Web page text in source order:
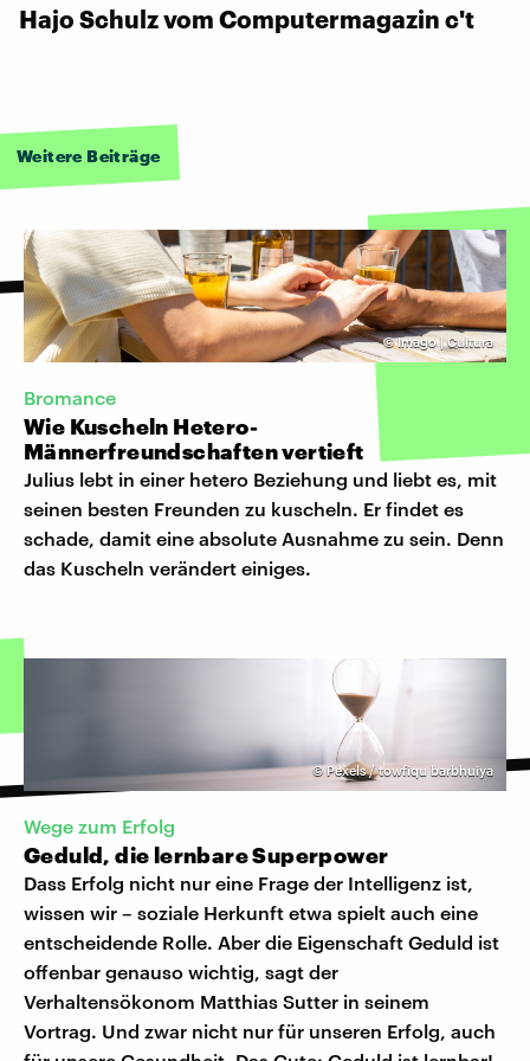
Hajo Schulz vom Computermagazin c't
Weitere Beiträge
©Imago | Cultura
Bromance
Wie Kuscheln Hetero-
Männerfreundschaften vertieft
Julius lebt in einer hetero Beziehung und liebt es, mit
seinen besten Freunden zu kuscheln. Er findet es
schade, damit eine absolute Ausnahme zu sein. Denn
das Kuscheln verändert einiges.
©Pexels / towfiqu barbhuiya
Wege zum Erfolg
Geduld, die lernbare Superpower
Dass Erfolg nicht nur eine Frage der Intelligenz ist,
wissen wir – soziale Herkunft etwa spielt auch eine
entscheidende Rolle. Aber die Eigenschaft Geduld ist
offenbar genauso wichtig, sagt der
Verhaltensökonom Matthias Sutter in seinem
Vortrag. Und zwar nicht nur für unseren Erfolg, auch